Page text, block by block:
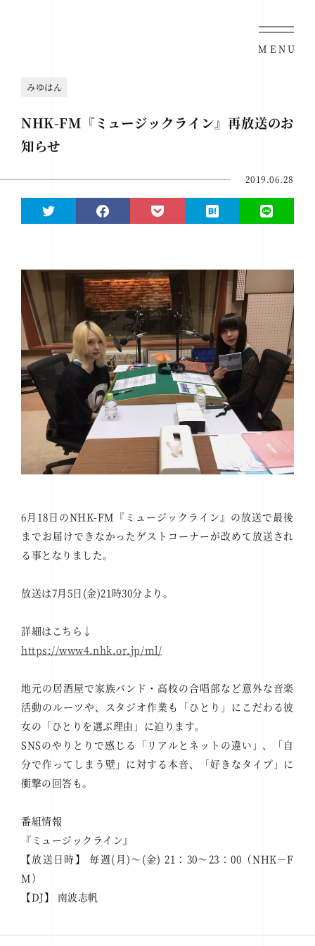
MENU
みゆはん
NHK-FM『ミュージックライン』再放送のお
知らせ
2019.06.28
6月18日のNHK-FM『ミュージックライン』の放送で最後
までお届けできなかったゲストコーナーが改めて放送され
る事となりました。
放送は7月5日(金)21時30分より。
詳細はこちら↓
https://www4.nhk.or.jp/ml/
地元の居酒屋で家族バンド・高校の合唱部など意外な音楽
活動のルーツや、スタジオ作業も「ひとり」にこだわる彼
女の「ひとりを選ぶ理由」に迫ります。
SNSのやりとりで感じる「リアルとネットの違い」、「自
分で作ってしまう壁」に対する本音、「好きなタイプ」に
衝撃の回答も。
番組情報
『ミュージックライン』
【放送日時】 毎週(月)～(金) 21：30～23：00（NHK－F
M）
【DJ】 南波志帆